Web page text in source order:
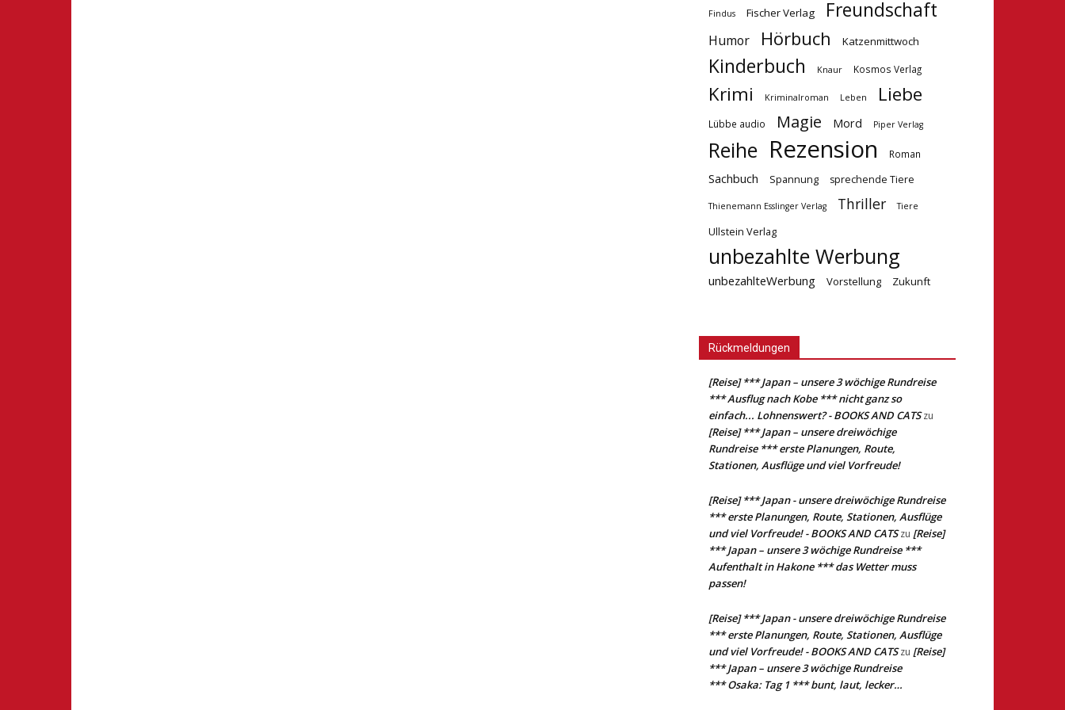
Findus Fischer Verlag Freundschaft
Humor Hörbuch Katzenmittwoch
Kinderbuch Knaur Kosmos Verlag
Krimi Kriminalroman Leben Liebe
Lübbe audio Magie Mord Piper Verlag
Reihe Rezension Roman
Sachbuch Spannung sprechende Tiere
Thienemann Esslinger Verlag Thriller Tiere
Ullstein Verlag
unbezahlte Werbung
unbezahlteWerbung Vorstellung Zukunft
Rückmeldungen
[Reise] *** Japan – unsere 3 wöchige Rundreise
*** Ausflug nach Kobe *** nicht ganz so
einfach... Lohnenswert? - BOOKS AND CATSzu
[Reise] *** Japan – unsere dreiwöchige
Rundreise *** erste Planungen, Route,
Stationen, Ausflüge und viel Vorfreude!
[Reise] *** Japan - unsere dreiwöchige Rundreise
*** erste Planungen, Route, Stationen, Ausflüge
und viel Vorfreude! - BOOKS AND CATSzu [Reise]
*** Japan – unsere 3 wöchige Rundreise ***
Aufenthalt in Hakone *** das Wetter muss
passen!
[Reise] *** Japan - unsere dreiwöchige Rundreise
*** erste Planungen, Route, Stationen, Ausflüge
und viel Vorfreude! - BOOKS AND CATSzu [Reise]
*** Japan – unsere 3 wöchige Rundreise
*** Osaka: Tag 1 *** bunt, laut, lecker…